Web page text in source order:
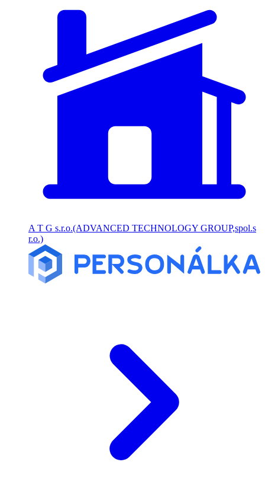
A T G s.r.o.(ADVANCED TECHNOLOGY GROUP,spol.s
r.o.)